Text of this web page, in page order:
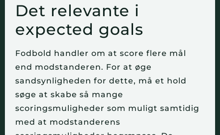
Det relevante i
expected goals
Fodbold handler om at score flere mål
end modstanderen. For at øge
sandsynligheden for dette, må et hold
søge at skabe så mange
scoringsmuligheder som muligt samtidig
med at modstanderens